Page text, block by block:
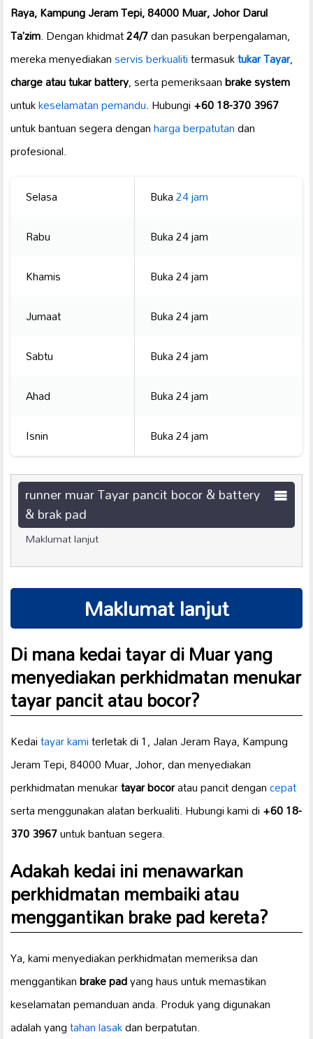
Raya, Kampung Jeram Tepi, 84000 Muar, Johor Darul
Ta’zim. Dengan khidmat24/7dan pasukan berpengalaman,
mereka menyediakanservis berkualititermasuktukar Tayar,
charge atau tukar battery, serta pemeriksaanbrake system
untukkeselamatan pemandu. Hubungi+60 18-370 3967
untuk bantuan segera denganharga berpatutandan
profesional.
Selasa Buka24 jam
Rabu
Buka 24 jam
Khamis
Buka 24 jam
Jumaat
Buka 24 jam
Sabtu
Buka 24 jam
Ahad
Buka 24 jam
Isnin
Buka 24 jam
runner muar Tayar pancit bocor & battery
& brak pad
Maklumat lanjut
Maklumat lanjut
Di mana kedai tayar di Muar yang
menyediakan perkhidmatan menukar
tayar pancitatau bocor?
Kedaitayar kamiterletak di 1, Jalan Jeram Raya, Kampung
Jeram Tepi, 84000 Muar, Johor, dan menyediakan
perkhidmatan menukartayar bocoratau pancit dengancepat
serta menggunakan alatan berkualiti. Hubungi kami di+60 18-
370 3967untuk bantuan segera.
Adakah kedai ini menawarkan
perkhidmatan membaiki atau
menggantikanbrake padkereta?
Ya, kami menyediakan perkhidmatan memeriksa dan
menggantikanbrake padyang haus untuk memastikan
keselamatan pemanduan anda. Produk yang digunakan
adalah yangtahan lasakdan berpatutan.